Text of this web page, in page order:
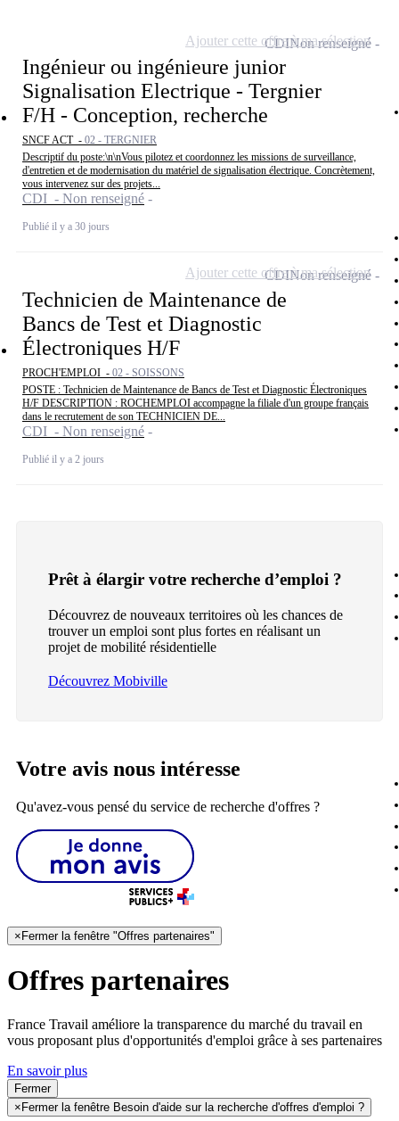
Ingénieur ou ingénieure junior
Signalisation Electrique - Tergnier
F/H - Conception, recherche
SNCF ACT - 02 - TERGNIER
Descriptif du poste:\n\nVous pilotez et coordonnez les missions de surveillance,
d'entretien et de modernisation du matériel de signalisation électrique. Concrètement,
vous intervenez sur des projets...
CDI - Non renseigné
Publié il y a 30 jours
CDINon renseigné
Ajouter cette offre à ma sélection
Technicien de Maintenance de
Bancs de Test et Diagnostic
Électroniques H/F
PROCH'EMPLOI - 02 - SOISSONS
POSTE : Technicien de Maintenance de Bancs de Test et Diagnostic Électroniques
H/F DESCRIPTION : ROCHEMPLOI accompagne la filiale d'un groupe français
dans le recrutement de son TECHNICIEN DE...
CDI - Non renseigné
Publié il y a 2 jours
CDINon renseigné
Ajouter cette offre à ma sélection
Prêt à élargir votre recherche d’emploi ?
Découvrez de nouveaux territoires où les chances de
trouver un emploi sont plus fortes en réalisant un
projet de mobilité résidentielle
Découvrez Mobiville
Votre avis nous intéresse
Qu'avez-vous pensé du service de recherche d'offres ?
× Fermer la fenêtre "Offres partenaires"
Offres partenaires
France Travail améliore la transparence du marché du travail en
vous proposant plus d'opportunités d'emploi grâce à ses partenaires
En savoir plus
Fermer
× Fermer la fenêtre Besoin d'aide sur la recherche d'offres d'emploi ?